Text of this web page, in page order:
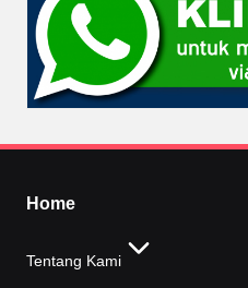
Home
Tentang Kami